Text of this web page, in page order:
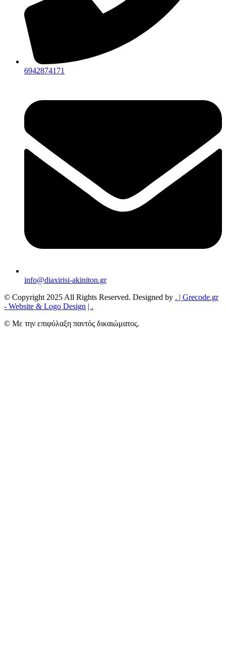
6942874171
info@diaxirisi-akiniton.gr
© Copyright 2025 All Rights Reserved. Designed by . | Grecode.gr
- Website & Logo Design | .
© Με την επιφύλαξη παντός δικαιώματος.